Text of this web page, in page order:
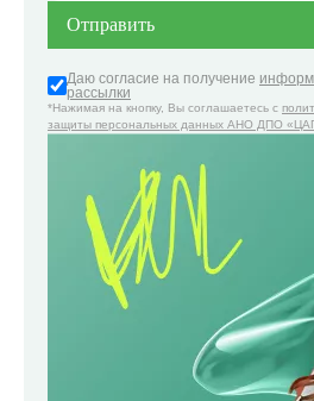
Даю согласие на получение
рассылки
*Нажимая на кнопку, Вы соглашаетесь с
защиты персональных данных АНО ДПО